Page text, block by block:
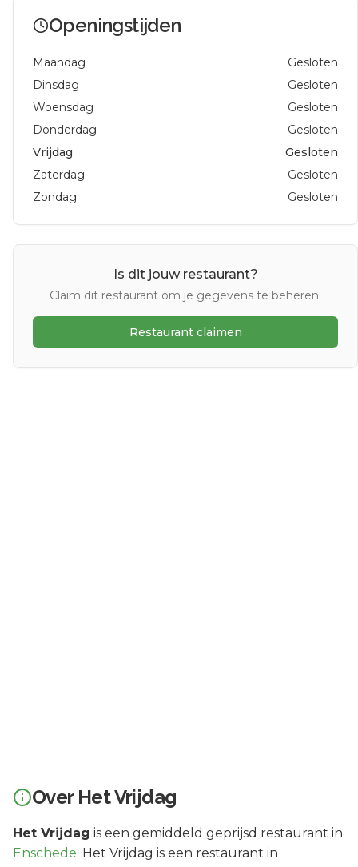
Openingstijden
Maandag
Gesloten
Dinsdag
Gesloten
Woensdag
Gesloten
Donderdag
Gesloten
Vrijdag
Gesloten
Zaterdag
Gesloten
Zondag
Gesloten
Is dit jouw restaurant?
Claim dit restaurant om je gegevens te beheren.
Restaurant claimen
Over Het Vrijdag
Het Vrijdag is een gemiddeld geprijsd restaurant in
Enschede. Het Vrijdag is een restaurant in